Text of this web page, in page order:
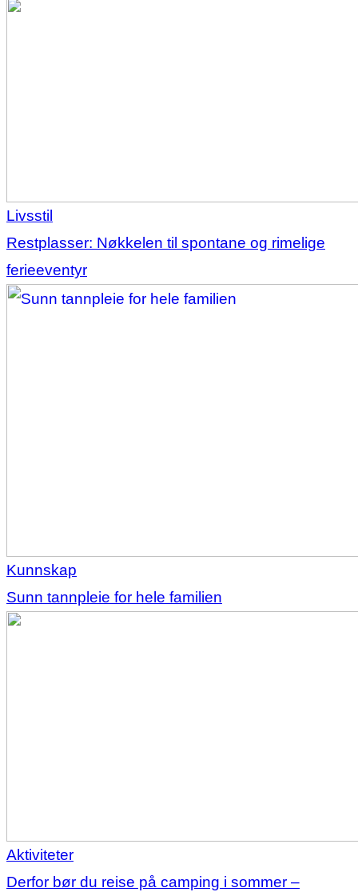
Livsstil
Restplasser: Nøkkelen til spontane og rimelige
ferieeventyr
Kunnskap
Sunn tannpleie for hele familien
Aktiviteter
Derfor bør du reise på camping i sommer –